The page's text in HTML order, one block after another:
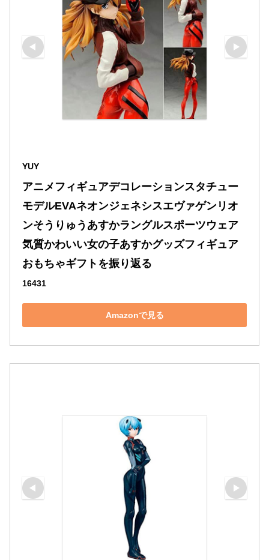
YUY
アニメフィギュアデコレーションスタチュー
モデルEVAネオンジェネシスエヴァゲンリオ
ンそうりゅうあすかラングルスポーツウェア
気質かわいい女の子あすかグッズフィギュア
おもちゃギフトを振り返る
16431
Amazonで見る